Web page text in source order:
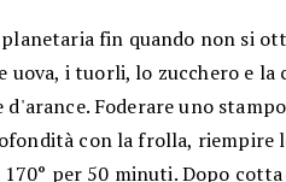
fin quando non si
uova, i tuorli, lo zucchero e la
Foderare uno
con la frolla, riempire
per 50 minuti. Dopo